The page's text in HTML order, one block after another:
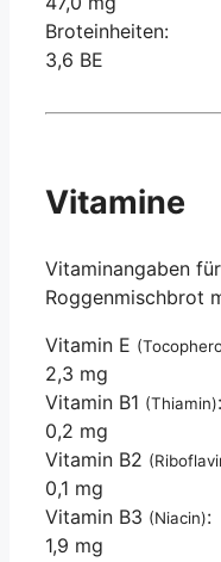
Broteinheiten:
3,6 BE
Vitamine
Vitaminangaben
Roggenmischbrot
Vitamin E
2,3 mg
Vitamin B1 (Thiamin):
0,2 mg
Vitamin B2
0,1 mg
Vitamin B3 (Niacin):
1,9 mg